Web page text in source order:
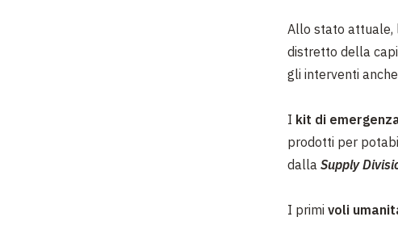
Allo stato attuale,
distretto della
gli interventi
I kit di
prodotti per
dalla Supply
I primi voli